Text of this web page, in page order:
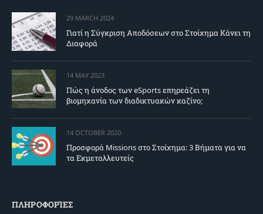
29 MARCH 2024
Γιατί η Σύγκριση Αποδόσεων στο Στοίχημα Κάνει τη
Διαφορά
14 MAY 2023
Πώς η άνοδος των eSports επηρεάζει τη
βιομηχανία των διαδικτυακών καζίνο;
14 OCTOBER 2020
Προσφορά Missions στο Στοίχημα: 3 Βήματα για να
τα Εκμεταλλευτείς
ΠΛΗΡΟΦΟΡΊΕΣ